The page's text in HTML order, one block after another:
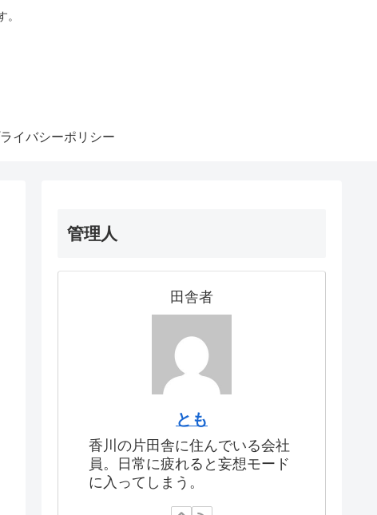
イバシーポリシー
管理人
田舎者
とも
香川の片田舎に住んでいる会社
員。日常に疲れると妄想モード
に入ってしまう。